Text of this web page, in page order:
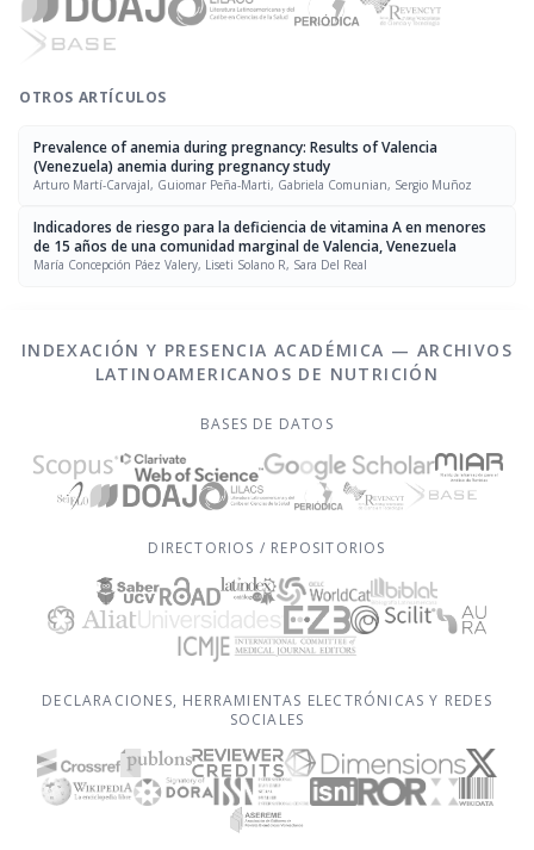
OTROS ARTÍCULOS
Prevalence of anemia during pregnancy: Results of Valencia
(Venezuela) anemia during pregnancy study
Arturo Martí-Carvajal, Guiomar Peña-Marti, Gabriela Comunian, Sergio Muñoz
Indicadores de riesgo para la deficiencia de vitamina A en menores
de 15 años de una comunidad marginal de Valencia, Venezuela
María Concepción Páez Valery, Liseti Solano R, Sara Del Real
INDEXACIÓN Y PRESENCIA ACADÉMICA — ARCHIVOS
LATINOAMERICANOS DE NUTRICIÓN
BASES DE DATOS
DIRECTORIOS / REPOSITORIOS
DECLARACIONES, HERRAMIENTAS ELECTRÓNICAS Y REDES
SOCIALES